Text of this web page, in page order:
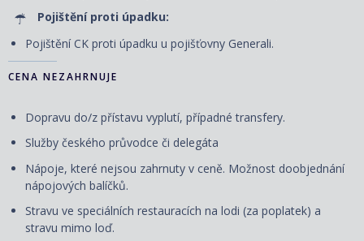
Pojištění proti úpadku:
Pojištění CK proti úpadku u pojišťovny Generali.
CENA NEZAHRNUJE
Dopravu do/z přístavu vyplutí, případné transfery.
Služby českého průvodce či delegáta
Nápoje, které nejsou zahrnuty v ceně. Možnost doobjednání
nápojových balíčků.
Stravu ve speciálních restauracích na lodi (za poplatek) a
stravu mimo loď.